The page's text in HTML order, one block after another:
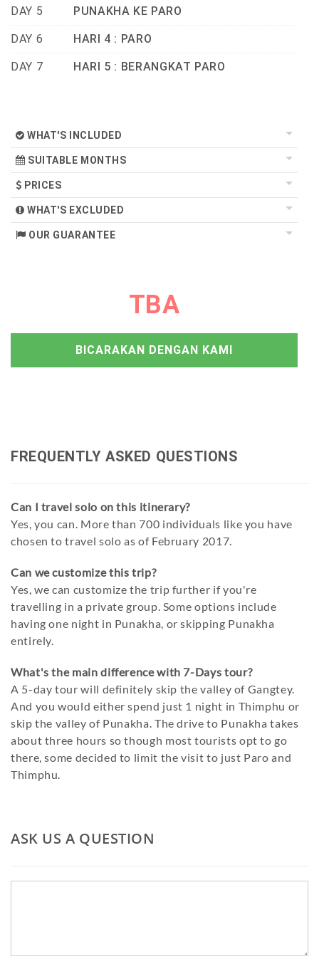
DAY 5 PUNAKHA KE PARO
DAY 6 HARI 4 : PARO
DAY 7 HARI 5 : BERANGKAT PARO
WHAT'S INCLUDED
SUITABLE MONTHS
PRICES
WHAT'S EXCLUDED
OUR GUARANTEE
TBA
BICARAKAN DENGAN KAMI
FREQUENTLY ASKED QUESTIONS
Can I travel solo on this itinerary?
Yes, you can. More than 700 individuals like you have
chosen to travel solo as of February 2017.
Can we customize this trip?
Yes, we can customize the trip further if you're
travelling in a private group. Some options include
having one night in Punakha, or skipping Punakha
entirely.
What's the main difference with 7-Days tour?
A 5-day tour will definitely skip the valley of Gangtey.
And you would either spend just 1 night in Thimphu or
skip the valley of Punakha. The drive to Punakha takes
about three hours so though most tourists opt to go
there, some decided to limit the visit to just Paro and
Thimphu.
ASK US A QUESTION